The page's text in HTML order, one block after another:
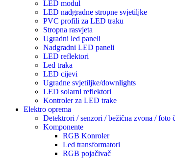
LED modul
LED nadgradne stropne svjetiljke
PVC profili za LED traku
Stropna rasvjeta
Ugradni led paneli
Nadgradni LED paneli
LED reflektori
Led traka
LED cijevi
Ugradne svjetiljke/downlights
LED solarni reflektori
Kontroler za LED trake
Elektro oprema
Detektrori / senzori / bežična zvona / foto
Komponente
RGB Konroler
Led transformatori
RGB pojačivač